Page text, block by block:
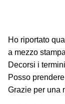
Ho riportato
a mezzo
Decorsi i
Posso
Grazie per una